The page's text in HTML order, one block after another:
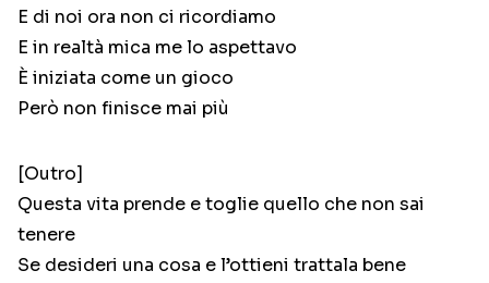
E di noi ora non ci ricordiamo
E in realtà mica me lo aspettavo
È iniziata come un gioco
Però non finisce mai più
[Outro]
Questa vita prende e toglie quello che non sai
tenere
Se desideri una cosa e l’ottieni trattala bene